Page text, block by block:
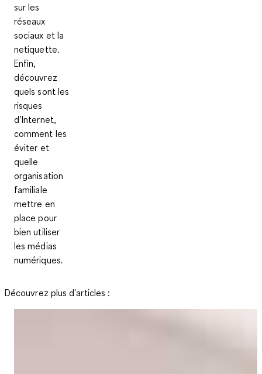
sur les
réseaux
sociaux et la
netiquette.
Enfin,
découvrez
quels sont les
risques
d’Internet,
comment les
éviter et
quelle
organisation
familiale
mettre en
place pour
bien utiliser
les médias
numériques.
Découvrez plus d'articles :